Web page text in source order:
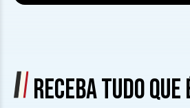
RECEBA TUDO QUE